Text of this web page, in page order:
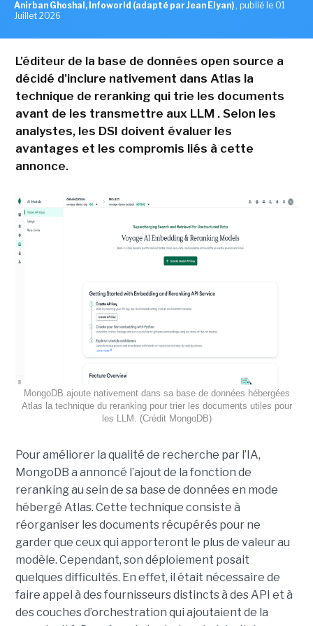
Anirban Ghoshal, Infoworld (adapté par Jean Elyan) , publié le 01
Juillet 2026
L'éditeur de la base de données open source a
décidé d'inclure nativement dans Atlas la
technique de reranking qui trie les documents
avant de les transmettre aux LLM . Selon les
analystes, les DSI doivent évaluer les
avantages et les compromis liés à cette
annonce.
MongoDB ajoute nativement dans sa base de données hébergées
Atlas la technique du reranking pour trier les documents utiles pour
les LLM. (Crédit MongoDB)
Pour améliorer la qualité de recherche par l’IA,
MongoDB a annoncé l’ajout de la fonction de
reranking au sein de sa base de données en mode
hébergé Atlas. Cette technique consiste à
réorganiser les documents récupérés pour ne
garder que ceux qui apporteront le plus de valeur au
modèle. Cependant, son déploiement posait
quelques difficultés. En effet, il était nécessaire de
faire appel à des fournisseurs distincts à des API et à
des couches d’orchestration qui ajoutaient de la